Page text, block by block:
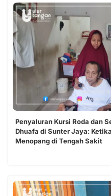
Penyaluran Kursi Roda dan
Dhuafa di Sunter Jaya:
Menopang di Tengah Sakit